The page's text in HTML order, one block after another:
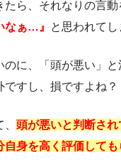
たら、それなりの言
なぁ…』 と思われてし
のに、「頭が悪い」と
すし、損ですよね？
頭が悪いと判断さ
自身を高く評価して